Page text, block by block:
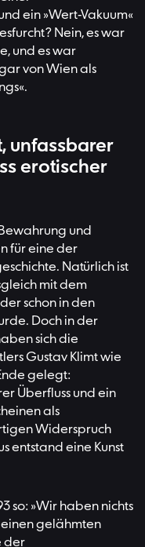
ein »Wert-Vakuum«
Nein, es war
und es war
von Wien als
unfassbarer
erotischer
und
für eine der
Natürlich ist
mit dem
schon in den
Doch in der
sich die
Gustav Klimt wie
gelegt:
Überfluss und ein
als
Widerspruch
entstand eine Kunst
so: »Wir haben nichts
gelähmten
der